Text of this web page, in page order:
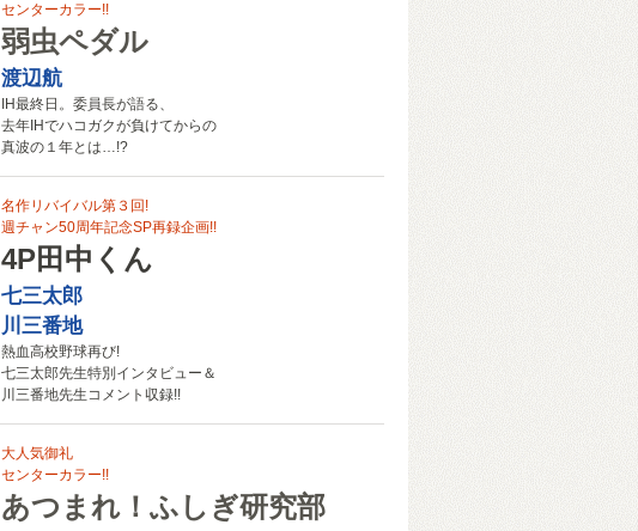
センターカラー!!
弱虫ペダル
渡辺航
IH最終日。委員長が語る、
去年IHでハコガクが負けてからの
真波の１年とは…!?
名作リバイバル第３回!
週チャン50周年記念SP再録企画!!
4P田中くん
七三太郎
川三番地
熱血高校野球再び!
七三太郎先生特別インタビュー＆
川三番地先生コメント収録!!
大人気御礼
センターカラー!!
あつまれ！ふしぎ研究部